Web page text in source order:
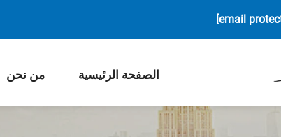
الصفحة الرئيسية من نحن